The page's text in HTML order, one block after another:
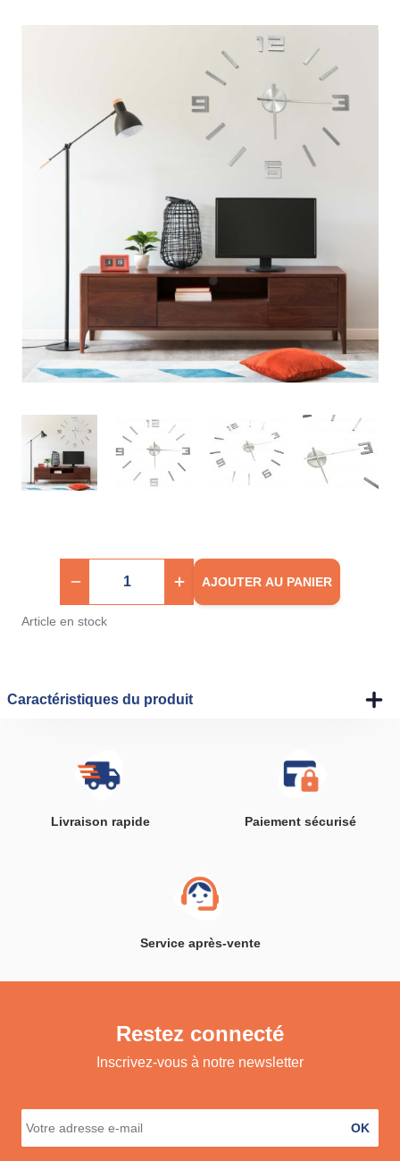
AJOUTER AU PANIER
Article en stock
Caractéristiques du produit
Livraison rapide Paiement sécurisé
Service après-vente
Restez connecté
Inscrivez-vous à notre newsletter
OK